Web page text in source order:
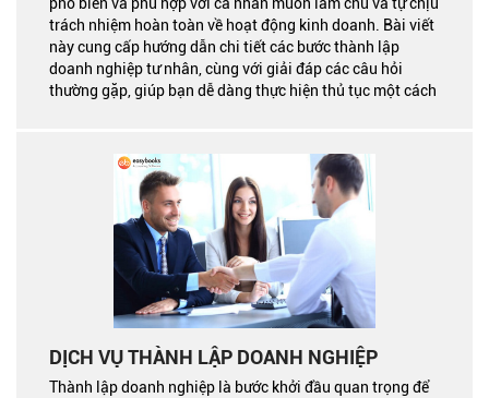
trách nhiệm hoàn toàn về hoạt động kinh doanh. Bài viết
này cung cấp hướng dẫn chi tiết các bước thành lập
doanh nghiệp tư nhân, cùng với giải đáp các câu hỏi
thường gặp, giúp bạn dễ dàng thực hiện thủ tục một cách
DỊCH VỤ THÀNH LẬP DOANH NGHIỆP
Thành lập doanh nghiệp là bước khởi đầu quan trọng để